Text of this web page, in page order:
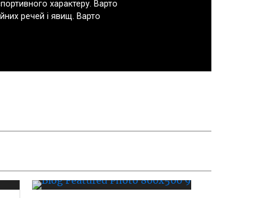
характеру. Варто
речей і явищ. Варто